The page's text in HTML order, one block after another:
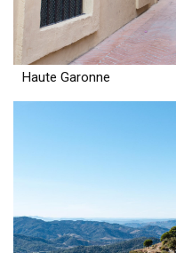
Haute Garonne